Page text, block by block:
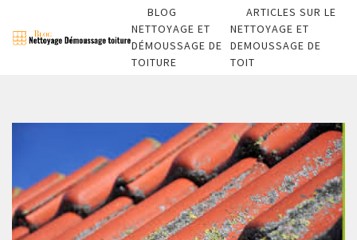
BLOG
NETTOYAGE ET
DÉMOUSSAGE DE
TOITURE
ARTICLES SUR LE
NETTOYAGE ET
DEMOUSSAGE DE
TOIT